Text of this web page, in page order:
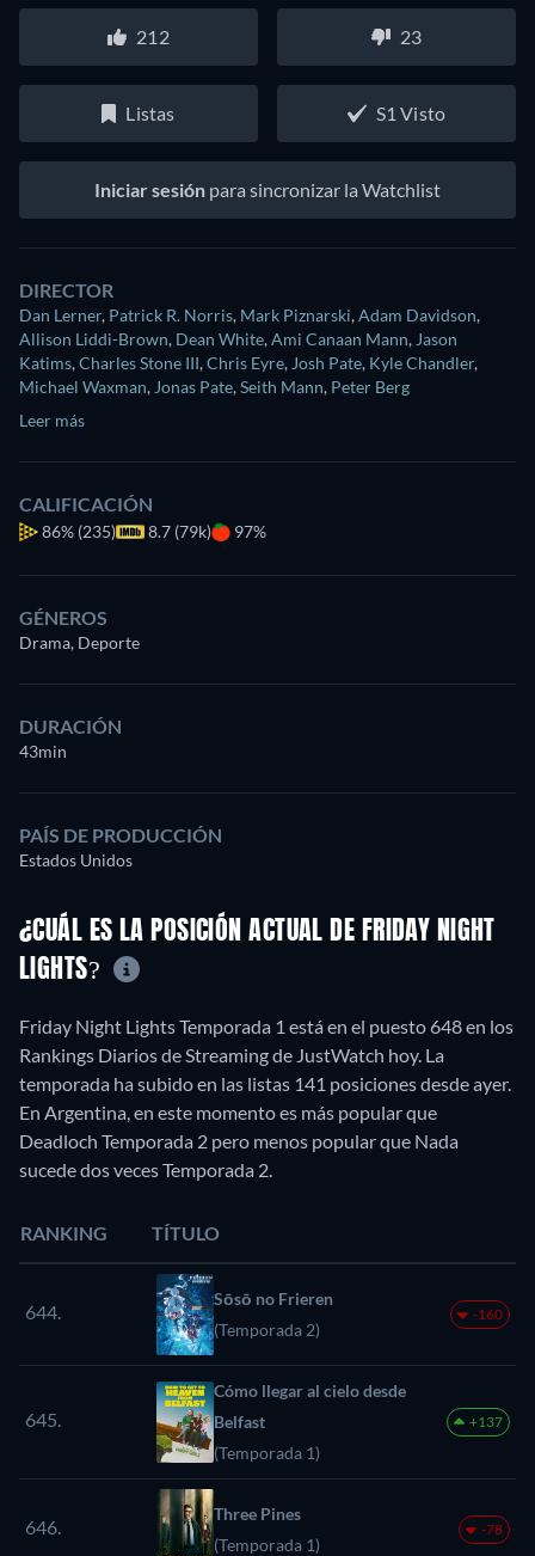
212 23
Listas S1 Visto
Iniciar sesión para sincronizar la Watchlist
DIRECTOR
Dan Lerner, Patrick R. Norris, Mark Piznarski,Adam Davidson,
Allison Liddi-Brown, Dean White,Ami Canaan Mann, Jason
Katims,Charles Stone III,Chris Eyre, Josh Pate, Kyle Chandler,
Michael Waxman, Jonas Pate,Seith Mann, Peter Berg
Leer más
CALIFICACIÓN
86% (235) 8.7 (79k) 97%
GÉNEROS
Drama, Deporte
DURACIÓN
43min
PAÍS DE PRODUCCIÓN
Estados Unidos
¿CUÁL ES LA POSICIÓN ACTUAL DE FRIDAY NIGHT
LIGHTS?
Friday Night Lights Temporada 1 está en el puesto 648 en los
Rankings Diarios de Streaming de JustWatch hoy. La
temporada ha subido en las listas 141 posiciones desde ayer.
En Argentina, en este momento es más popular que
Deadloch Temporada 2 pero menos popular que Nada
sucede dos veces Temporada 2.
RANKING TÍTULO
644.
Sōsō no Frieren
(Temporada 2)
-160
645.
Cómo llegar al cielo desde
Belfast
(Temporada 1)
+137
646.
Three Pines
(Temporada 1)
-78